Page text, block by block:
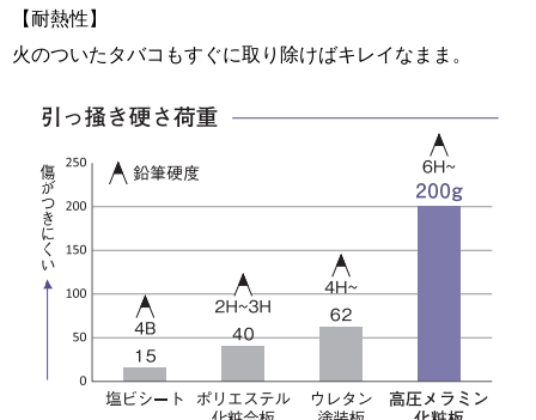
【耐熱性】
火のついたタバコもすぐに取り除けばキレイなまま。